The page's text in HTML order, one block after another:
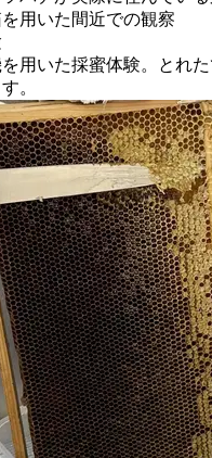
用いた間近での観察
用いた採蜜体験。とれ
。